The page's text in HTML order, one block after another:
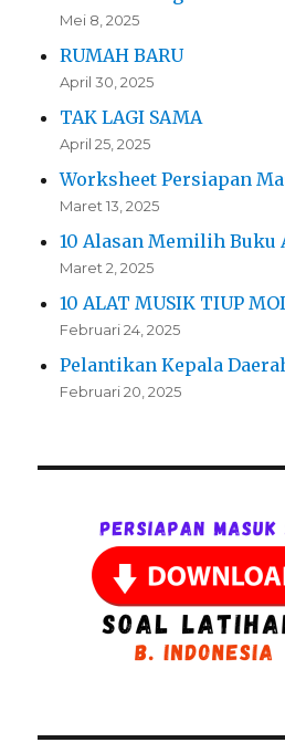
Mei 8, 2025
RUMAH BARU
April 30, 2025
TAK LAGI SAMA
April 25, 2025
Worksheet Persiapan
Maret 13, 2025
10 Alasan Memilih
Maret 2, 2025
10 ALAT MUSIK TIUP
Februari 24, 2025
Pelantikan Kepala
Februari 20, 2025